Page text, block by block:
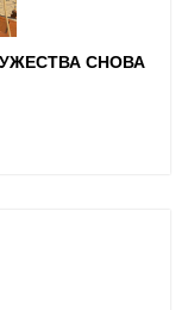
СНОВА